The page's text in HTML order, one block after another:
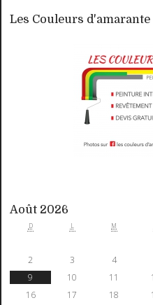
Les Couleurs d'amarante
Août 2026
D L M
2
3 4
9
10 11
16
17 18